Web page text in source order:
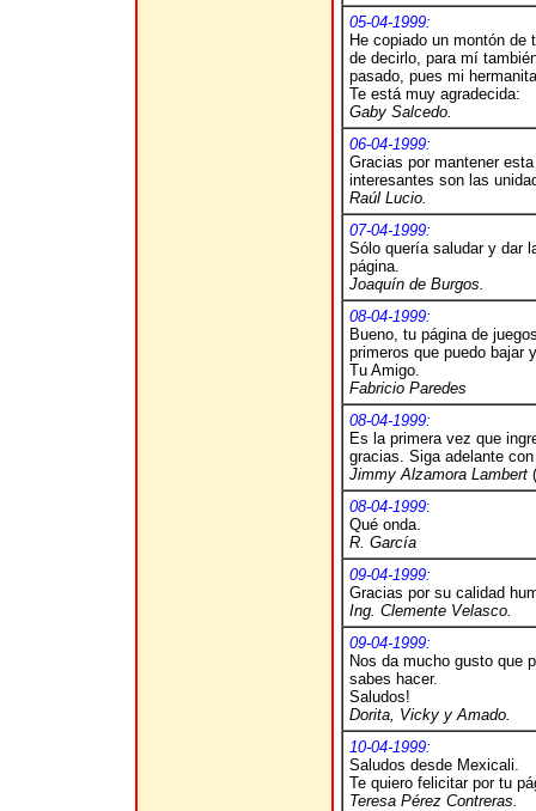
05-04-1999:
He copiado un montón
de decirlo, para mí
pasado, pues mi
Te está muy agradecida:
Gaby Salcedo.
06-04-1999:
Gracias por mantener
interesantes son las
Raúl Lucio.
07-04-1999:
Sólo quería saludar y dar
página.
Joaquín de Burgos.
08-04-1999:
Bueno, tu página de
primeros que puedo bajar
Tu Amigo.
Fabricio Paredes
08-04-1999:
Es la primera vez que
gracias. Siga adelante
Jimmy Alzamora Lambert
08-04-1999:
Qué onda.
R. García
09-04-1999:
Gracias por su calidad
Ing. Clemente Velasco.
09-04-1999:
Nos da mucho gusto que
sabes hacer.
Saludos!
Dorita, Vicky y Amado.
10-04-1999:
Saludos desde Mexicali.
Te quiero felicitar por tu
Teresa Pérez Contreras.